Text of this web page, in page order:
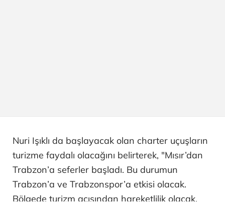
Nuri Işıklı da başlayacak olan charter uçuşların
turizme faydalı olacağını belirterek, "Mısır’dan
Trabzon’a seferler başladı. Bu durumun
Trabzon’a ve Trabzonspor’a etkisi olacak.
Bölgede turizm açısından hareketlilik olacak,